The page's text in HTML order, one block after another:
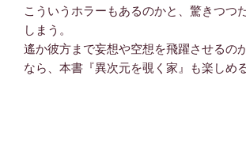
こういうホラーもあるのかと、驚きつつ
しまう。
遙か彼方まで妄想や空想を飛躍させるの
なら、本書『異次元を覗く家』も楽しめ